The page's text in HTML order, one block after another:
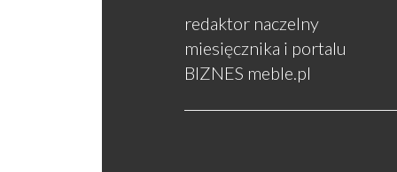
redaktor naczelny
miesięcznika i portalu
BIZNES meble.pl